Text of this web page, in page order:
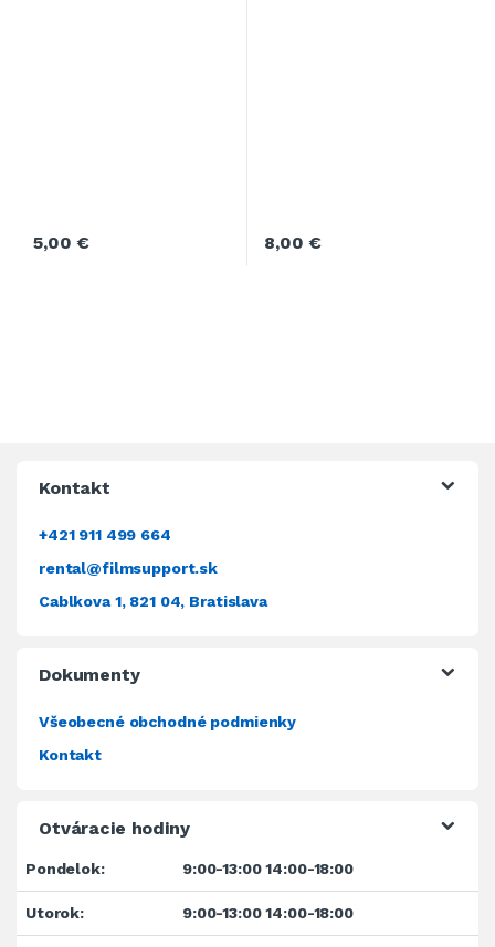
5,00€ 8,00€
Kontakt
+421 911 499 664
rental@filmsupport.sk
Cablkova 1, 821 04, Bratislava
Dokumenty
Všeobecné obchodné podmienky
Kontakt
Otváracie hodiny
Pondelok: 9:00-13:00 14:00-18:00
Utorok: 9:00-13:00 14:00-18:00